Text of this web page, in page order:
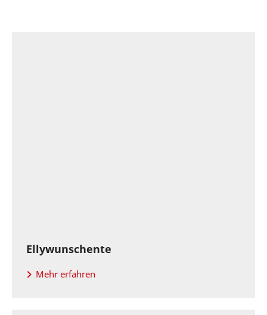
Ellywunschente
Mehr erfahren